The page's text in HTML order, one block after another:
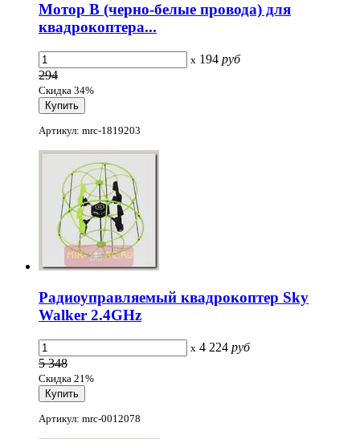
Мотор B (черно-белые провода) для
квадрокоптера...
x 194 руб
294
Скидка 34%
Артикул: mrc-1819203
Радиоуправляемый квадрокоптер Sky
Walker 2.4GHz
x 4 224 руб
5 348
Скидка 21%
Артикул: mrc-0012078